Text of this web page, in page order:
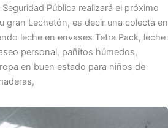
Pública realizará el próximo
gran Lechetón, es decir una colecta en
leche en envases Tetra Pack, leche
personal, pañitos húmedos,
en buen estado para niños de